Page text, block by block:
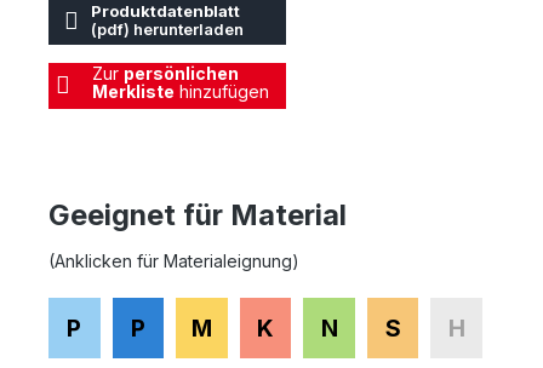
Produktdatenblatt
(pdf) herunterladen
Zur persönlichen
Merkliste hinzufügen
Geeignet für Material
(Anklicken für Materialeignung)
P P M K N S H